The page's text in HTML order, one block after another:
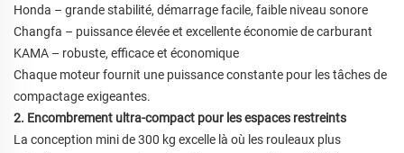
Honda – grande stabilité, démarrage facile, faible niveau sonore
Changfa – puissance élevée et excellente économie de carburant
KAMA – robuste, efficace et économique
Chaque moteur fournit une puissance constante pour les tâches de
compactage exigeantes.
2. Encombrement ultra-compact pour les espaces restreints
La conception mini de 300 kg excelle là où les rouleaux plus